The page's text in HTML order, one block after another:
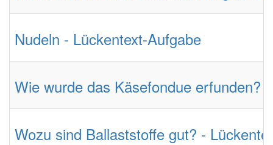
Nudeln - Lückentext-Aufgabe
Wie wurde das Käsefondue erfunden?
Wozu sind Ballaststoffe gut? -